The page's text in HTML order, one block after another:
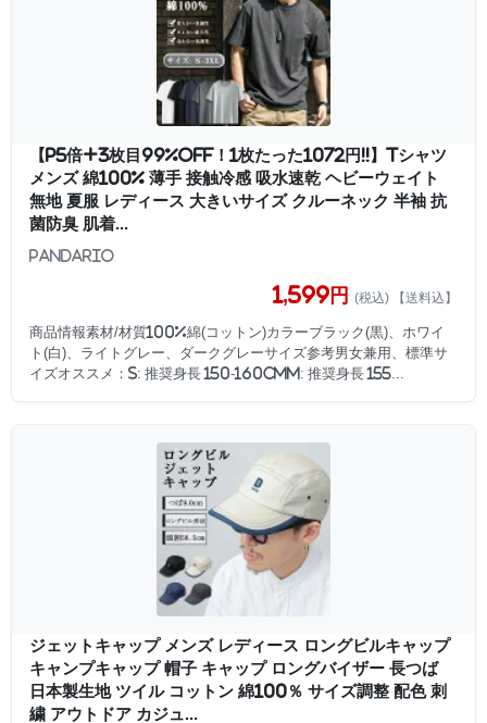
【P5倍+3枚目99%OFF！1枚たった1072円!!】Tシャツ
メンズ 綿100% 薄手 接触冷感 吸水速乾 ヘビーウェイト
無地 夏服 レディース 大きいサイズ クルーネック 半袖 抗
菌防臭 肌着...
PandaRio
1,599円 (税込) 【送料込】
商品情報素材/材質100%綿(コットン)カラーブラック(黒)、ホワイ
ト(白)、ライトグレー、ダークグレーサイズ参考男女兼用、標準サ
イズオススメ：S: 推奨身長 150-160cmM: 推奨身長 155...
ジェットキャップ メンズ レディース ロングビルキャップ
キャンプキャップ 帽子 キャップ ロングバイザー 長つば
日本製生地 ツイル コットン 綿100％ サイズ調整 配色 刺
繍 アウトドア カジュ...